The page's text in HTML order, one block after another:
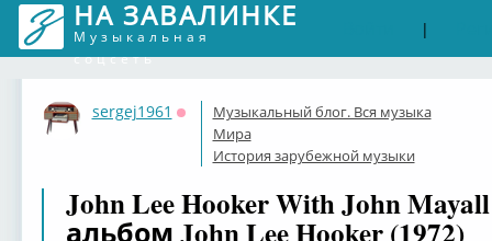
НА ЗАВАЛИНКЕ
Музыкальная
соцсеть
|
sergej1961
Оффлайн
Музыкальный блог. Вся музыка
Мира
История зарубежной музыки
John Lee Hooker With John
альбом John Lee Hooker (1972)